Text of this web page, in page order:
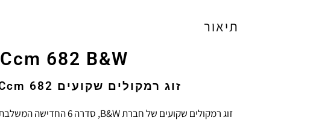
תיאור
Ccm 682 B&W רמקולים שקועים איכותיים במיוחד.
זוג רמקולים שקועים Ccm 682 בקוטר 8" וופר קוולר כחול איכותי לשמוע את הצליל במדויק.
זוג רמקולים שקועים של חברת B&W, סדרה 6 החדישה המשלבת בין איכות צליל גבוהה במיוחד ומראה עדין ויוקרתי